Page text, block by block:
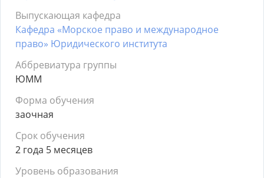
Выпускающая кафедра
Кафедра «Морское право и международное
право» Юридического института
Аббревиатура группы
ЮММ
Форма обучения
заочная
Срок обучения
2 года 5 месяцев
Уровень образования